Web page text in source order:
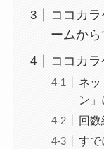
ココカ
ームか
ココカ
ネ
ン」
回
すで